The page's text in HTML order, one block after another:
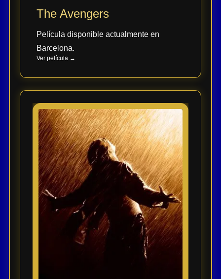
The Avengers
Película disponible actualmente en
Barcelona.
Ver película →